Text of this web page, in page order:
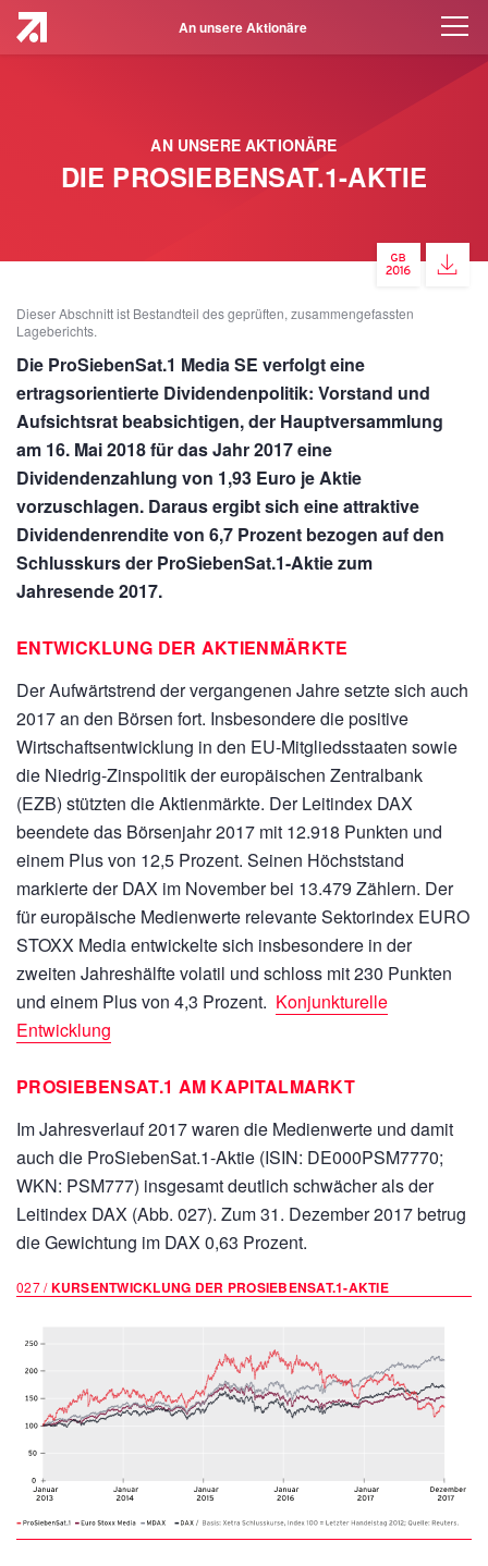
An unsere Aktionäre
AN UNSERE AKTIONÄRE
DIE PROSIEBENSAT.1-AKTIE
Dieser Abschnitt ist Bestandteil des geprüften, zusammengefassten
Lageberichts.
Die ProSiebenSat.1 Media SE verfolgt eine
ertragsorientierte Dividendenpolitik: Vorstand und
Aufsichtsrat beabsichtigen, der Hauptversammlung
am 16. Mai 2018 für das Jahr 2017 eine
Dividendenzahlung von 1,93 Euro je Aktie
vorzuschlagen. Daraus ergibt sich eine attraktive
Dividendenrendite von 6,7 Prozent bezogen auf den
Schlusskurs der ProSiebenSat.1-Aktie zum
Jahresende 2017.
ENTWICKLUNG DER AKTIENMÄRKTE
Der Aufwärtstrend der vergangenen Jahre setzte sich auch
2017 an den Börsen fort. Insbesondere die positive
Wirtschaftsentwicklung in den EU-Mitgliedsstaaten sowie
die Niedrig-Zinspolitik der europäischen Zentralbank
(EZB) stützten die Aktienmärkte. Der Leitindex DAX
beendete das Börsenjahr 2017 mit 12.918 Punkten und
einem Plus von 12,5 Prozent. Seinen Höchststand
markierte der DAX im November bei 13.479 Zählern. Der
für europäische Medienwerte relevante Sektorindex EURO
STOXX Media entwickelte sich insbesondere in der
zweiten Jahreshälfte volatil und schloss mit 230 Punkten
und einem Plus von 4,3 Prozent. Konjunkturelle
Entwicklung
PROSIEBENSAT.1 AM KAPITALMARKT
Im Jahresverlauf 2017 waren die Medienwerte und damit
auch die ProSiebenSat.1-Aktie (ISIN: DE000PSM7770;
WKN: PSM777) insgesamt deutlich schwächer als der
Leitindex DAX (Abb. 027). Zum 31. Dezember 2017 betrug
die Gewichtung im DAX 0,63 Prozent.
027 /KURSENTWICKLUNG DER PROSIEBENSAT.1-AKTIE